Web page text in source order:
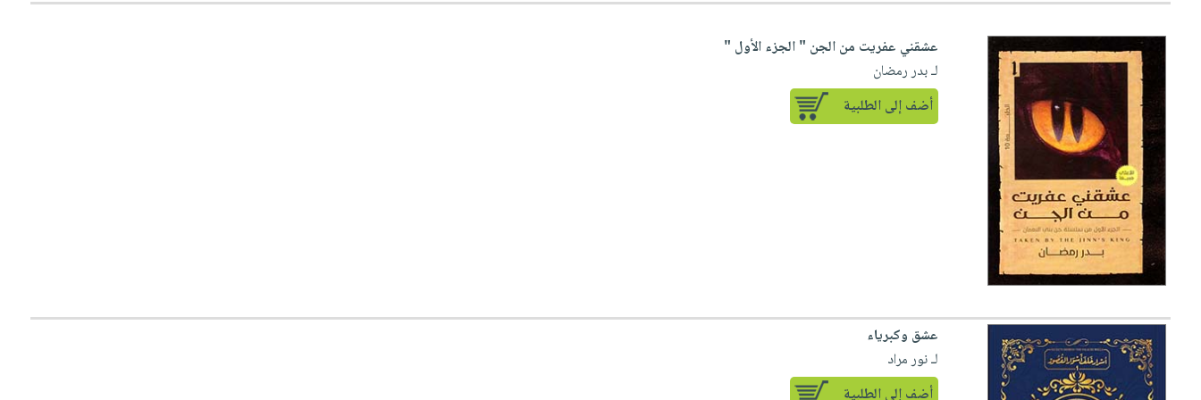
عشقني عفريت من الجن " الجزء الأول "
لـ بدر رمضان
أضف إلى الطلبية
عشق وكبرياء
لـ نور مراد
أضف إلى الطلبية